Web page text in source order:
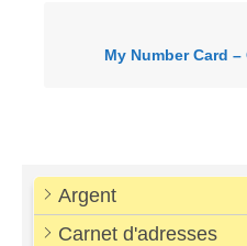
Argent
Carnet d'adresses
My Number Card